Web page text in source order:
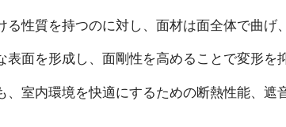
る性質を持つのに対し、面材は面全体で曲げ
面を形成し、面剛性を高めることで変形を
、室内環境を快適にするための断熱性能、